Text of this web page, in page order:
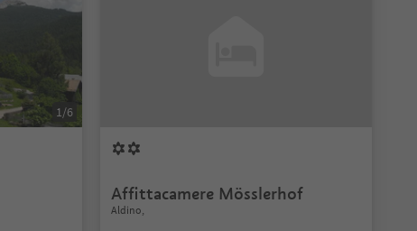
1/6
Affittacamere Mösslerhof
Aldino,